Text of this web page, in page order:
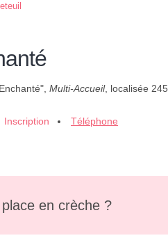
Multi-Accueil, localisée
Inscription Téléphone
en crèche ?